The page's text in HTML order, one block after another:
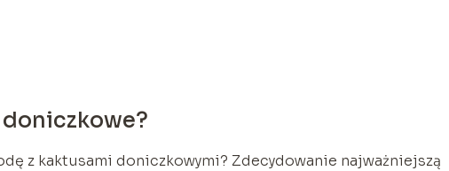
z kaktusami doniczkowymi? Zdecydowanie najważniejszą